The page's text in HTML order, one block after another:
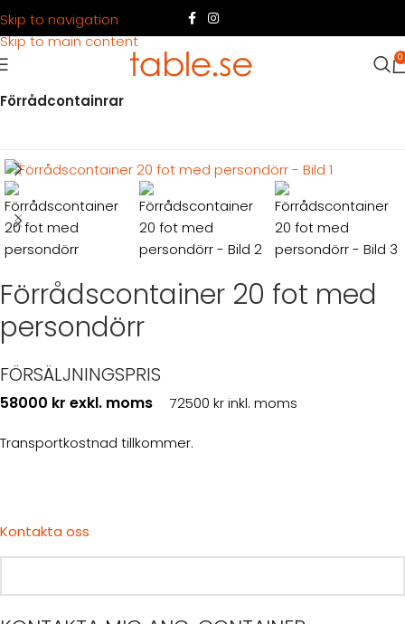
Skip to navigation
Skip to main content
0
Container Köpa container
Förrådcontainrar
Förrådscontainer 20 fot med
persondörr
FÖRSÄLJNINGSPRIS
58000 kr exkl. moms 72500 kr inkl. moms
Transportkostnad tillkommer.
Kontakta oss